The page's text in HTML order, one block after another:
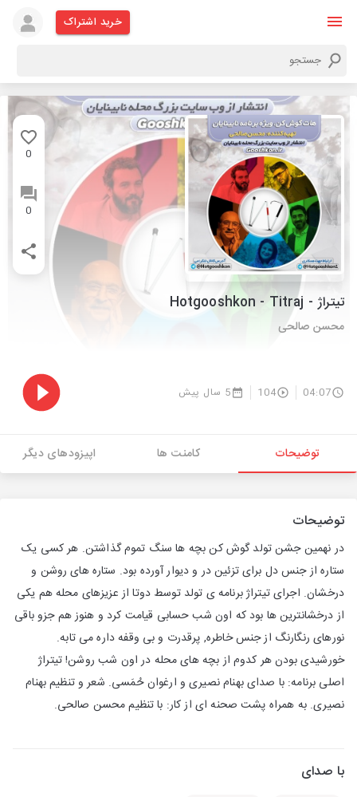
خرید اشتراک
0
0
تیتراژ - Hotgooshkon - Titraj
محسن صالحی
04:07
104 5 سال پیش
توضیحات کامنت ها اپیزودهای دیگر
توضیحات
در نهمین جشن تولد گوش کن بچه ها سنگ تموم گذاشتن. هر کسی یک
ستاره از جنس دل برای تزئین در و دیوار آورده بود. ستاره های روشن و
درخشان. اجرای تیتراژ برنامه ی تولد توسط دوتا از عزیزهای محله هم یکی
از درخشانترین ها بود که اون شب حسابی قیامت کرد و هنوز هم جزو باقی
نورهای رنگارنگ از جنس خاطره, پرقدرت و بی وقفه داره می تابه.
خورشیدی بودن هر کدوم از بچه های محله در اون شب روشن! تیتراژ
اصلی برنامه: با صدای بهنام نصیری و ارغوان حُمَسی. شعر و تنظیم بهنام
نصیری. به همراه پشت صحنه ای از کار: با تنظیم محسن صالحی.
با صدای